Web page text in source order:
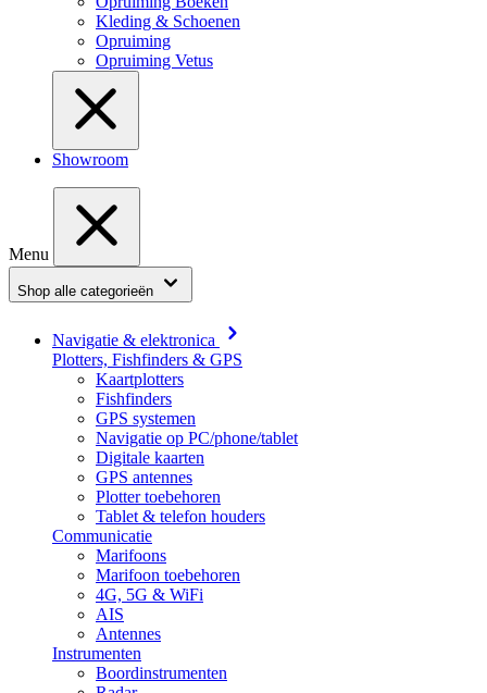
Kleding & Schoenen
Opruiming
Opruiming Vetus
Showroom
Menu
Shop alle categorieën
Navigatie & elektronica
Plotters, Fishfinders & GPS
Kaartplotters
Fishfinders
GPS systemen
Navigatie op PC/phone/tablet
Digitale kaarten
GPS antennes
Plotter toebehoren
Tablet & telefon houders
Communicatie
Marifoons
Marifoon toebehoren
4G, 5G & WiFi
AIS
Antennes
Instrumenten
Boordinstrumenten